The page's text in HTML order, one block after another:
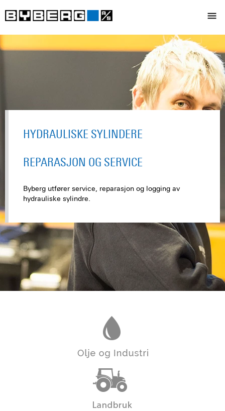
HYDRAULISKE SYLINDERE
REPARASJON OG SERVICE
Byberg utfører service, reparasjon og logging av
hydrauliske sylindre.